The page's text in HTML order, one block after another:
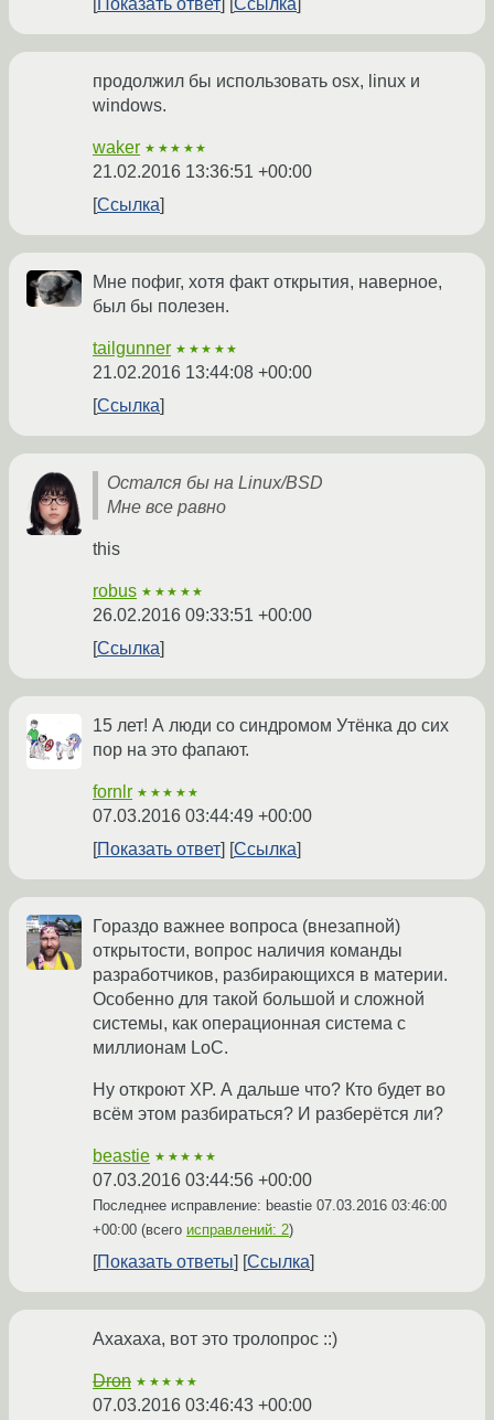
Показать ответ Ссылка
продолжил бы использовать osx, linux и
windows.
waker ★★★★★
21.02.2016 13:36:51 +00:00
Ссылка
Мне пофиг, хотя факт открытия, наверное,
был бы полезен.
tailgunner ★★★★★
21.02.2016 13:44:08 +00:00
Ссылка
Остался бы на Linux/BSD
Мне все равно
this
robus ★★★★★
26.02.2016 09:33:51 +00:00
Ссылка
15 лет! А люди со синдромом Утёнка до сих
пор на это фапают.
fornlr ★★★★★
07.03.2016 03:44:49 +00:00
Показать ответ
Ссылка
Гораздо важнее вопроса (внезапной)
открытости, вопрос наличия команды
разработчиков, разбирающихся в материи.
Особенно для такой большой и сложной
системы, как операционная система с
миллионам LoC.
Ну откроют XP. А дальше что? Кто будет во
всём этом разбираться? И разберётся ли?
beastie ★★★★★
07.03.2016 03:44:56 +00:00
Последнее исправление: beastie 07.03.2016 03:46:00
+00:00 (всего исправлений: 2)
Показать ответы Ссылка
Ахахаха, вот это тролопрос ::)
Dron ★★★★★
07.03.2016 03:46:43 +00:00